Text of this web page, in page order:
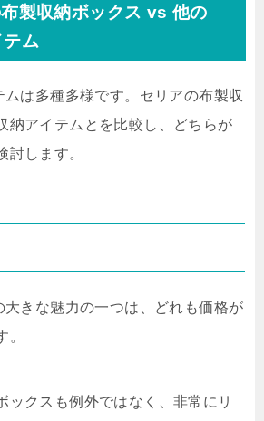
製収納ボックス vs 他の
ム
は多種多様です。セリアの布製収
納アイテムとを比較し、どちらが
討します。
大きな魅力の一つは、どれも価格が
。
ックスも例外ではなく、非常にリ